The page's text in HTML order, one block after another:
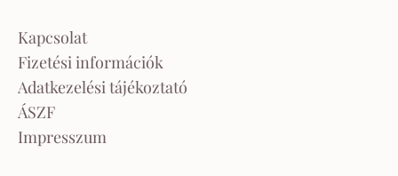
Kapcsolat
Fizetési információk
Adatkezelési tájékoztató
ÁSZF
Impresszum